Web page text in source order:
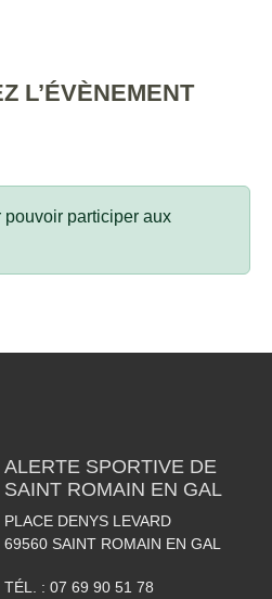
L’ÉVÈNEMENT
pouvoir participer aux
ALERTE SPORTIVE DE
SAINT ROMAIN EN GAL
PLACE DENYS LEVARD
69560 SAINT ROMAIN EN GAL
TÉL. : 07 69 90 51 78